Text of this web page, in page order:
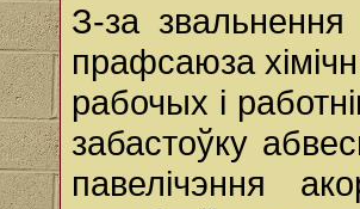
З-за звальнення
прафсаюза
рабочых і
забастоўку
павелічэння